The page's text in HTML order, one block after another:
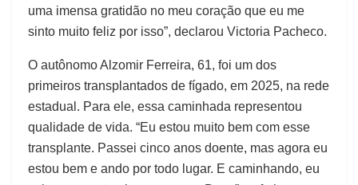
uma imensa gratidão no meu coração que eu me
sinto muito feliz por isso”, declarou Victoria Pacheco.
O autônomo Alzomir Ferreira, 61, foi um dos
primeiros transplantados de fígado, em 2025, na rede
estadual. Para ele, essa caminhada representou
qualidade de vida. “Eu estou muito bem com esse
transplante. Passei cinco anos doente, mas agora eu
estou bem e ando por todo lugar. E caminhando, eu